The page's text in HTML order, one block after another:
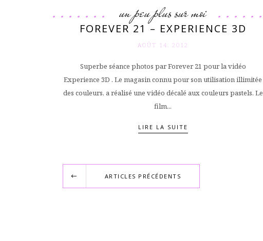
un peu plus sur moi
FOREVER 21 – EXPERIENCE 3D
AOÛT 14. 2012
Superbe séance photos par Forever 21 pour la vidéo
Experience 3D . Le magasin connu pour son utilisation illimitée
des couleurs, a réalisé une vidéo décalé aux couleurs pastels. Le
film...
LIRE LA SUITE
ARTICLES PRÉCÉDENTS